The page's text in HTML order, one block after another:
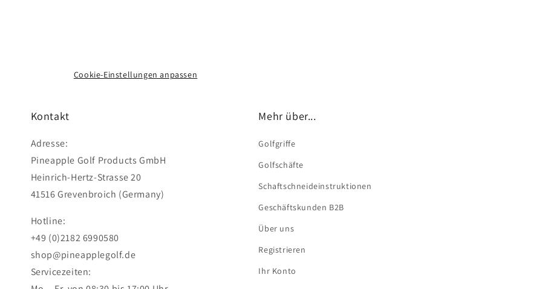
Cookie-Einstellungen anpassen
Kontakt
Adresse:
Pineapple Golf Products GmbH
Heinrich-Hertz-Strasse 20
41516 Grevenbroich (Germany)
Hotline:
+49 (0)2182 6990580
shop@pineapplegolf.de
Servicezeiten:
Mehr über...
Golfgriffe
Golfschäfte
Schaftschneideinstruktionen
Geschäftskunden B2B
Über uns
Registrieren
Ihr Konto